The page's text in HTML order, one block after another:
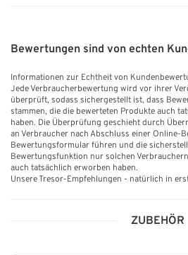
Bewertungen sind von echten
Informationen zur Echtheit von
Jede Verbraucherbewertung wird vor ihrer
überprüft, sodass sichergestellt ist, dass
stammen, die die bewerteten Produkte auch
haben. Die Überprüfung geschieht durch
an Verbraucher nach Abschluss einer Online-
Bewertungsformular führen und die
Bewertungsfunktion nur solchen
auch tatsächlich erworben haben.
Unsere Tresor-Empfehlungen - natürlich in
ZUBEHÖR